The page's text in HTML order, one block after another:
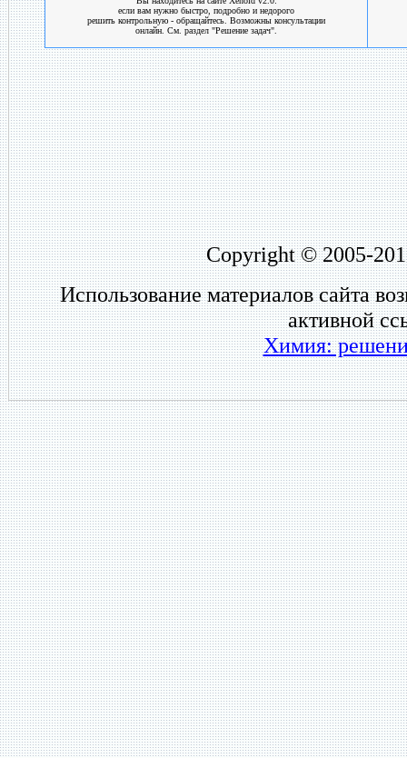
если вам нужно быстро, подробно и недорого
решить контрольную - обращайтесь. Возможны консультации
онлайн. См. раздел "Решение задач".
Copyright © 2005-
Использование материалов сайта
активной
Химия: